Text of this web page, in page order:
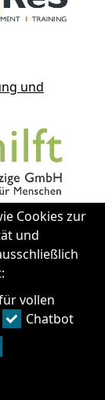
Cookies zur
und
vollen
Chatbot
und
Wir